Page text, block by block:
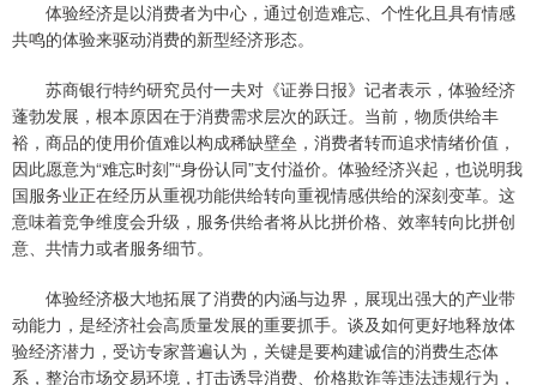
体验经济是以消费者为中心，通过创造难忘、个性化且具有情感
共鸣的体验来驱动消费的新型经济形态。
苏商银行特约研究员付一夫对《证券日报》记者表示，体验经济
蓬勃发展，根本原因在于消费需求层次的跃迁。当前，物质供给丰
裕，商品的使用价值难以构成稀缺壁垒，消费者转而追求情绪价值，
因此愿意为“难忘时刻”“身份认同”支付溢价。体验经济兴起，也说明我
国服务业正在经历从重视功能供给转向重视情感供给的深刻变革。这
意味着竞争维度会升级，服务供给者将从比拼价格、效率转向比拼创
意、共情力或者服务细节。
体验经济极大地拓展了消费的内涵与边界，展现出强大的产业带
动能力，是经济社会高质量发展的重要抓手。谈及如何更好地释放体
验经济潜力，受访专家普遍认为，关键是要构建诚信的消费生态体
系，整治市场交易环境，打击诱导消费、价格欺诈等违法违规行为，